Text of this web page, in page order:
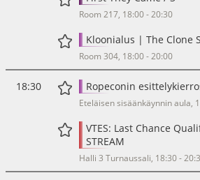
Room 217, 18:00 - 20:30
Kloonialus | The Clone
Room 304, 18:00 - 20:00
18:30 Ropeconin
Eteläisen sisäänkäynnin aula,
VTES: Last Chance
STREAM
Halli 3 Turnaussali, 18:30 -